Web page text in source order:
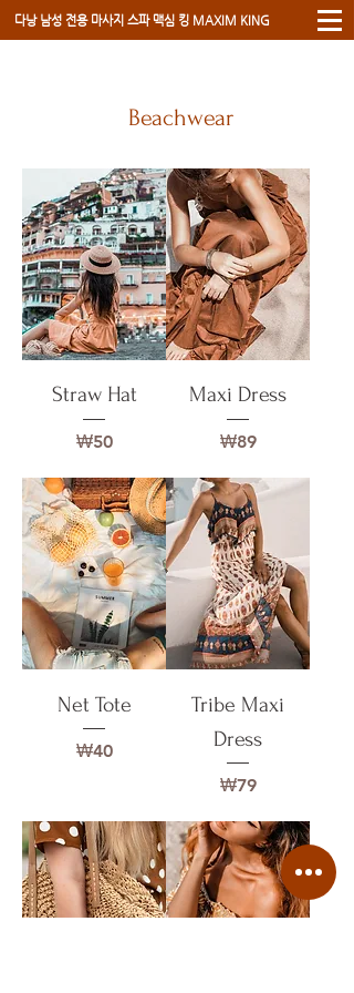
​다낭 남성 전용 마사지 스파 ​맥심 킹 MAXIM KING
Beachwear
Straw Hat
가격
₩50
Maxi Dress
가격
₩89
Net Tote
가격
₩40
Tribe Maxi
Dress
가격
₩79